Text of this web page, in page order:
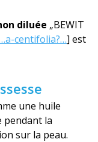
diluée „BEWIT
centifolia?…] est
une huile
pendant la
sur la peau.